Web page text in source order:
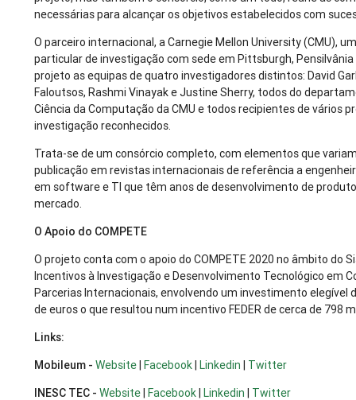
necessárias para alcançar os objetivos estabelecidos com
O parceiro internacional, a Carnegie Mellon University (CMU),
particular de investigação com sede em Pittsburgh,
projeto as equipas de quatro investigadores distintos: David
Faloutsos, Rashmi Vinayak e Justine Sherry, todos do
Ciência da Computação da CMU e todos recipientes de vários
investigação reconhecidos.
Trata-se de um consórcio completo, com elementos que
publicação em revistas internacionais de referência a
em software e TI que têm anos de desenvolvimento de
mercado.
O Apoio do COMPETE
O projeto conta com o apoio do COMPETE 2020 no âmbito do
Incentivos à Investigação e Desenvolvimento Tecnológico em
Parcerias Internacionais, envolvendo um investimento elegível
de euros o que resultou num incentivo FEDER de cerca de 798
Links:
Mobileum -Website Facebook Linkedin
Twitter
INESC TEC -Website Facebook Linkedin Twitter